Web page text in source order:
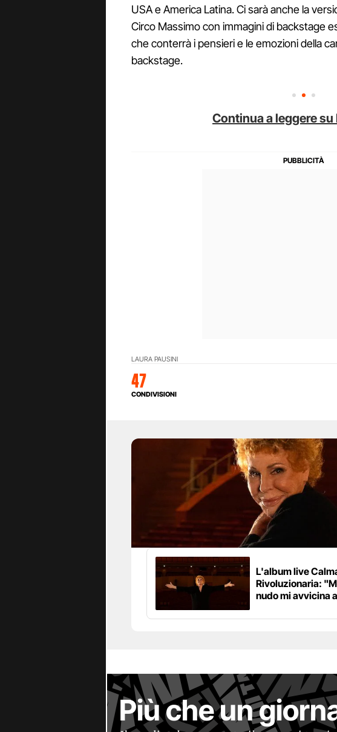
USA e America Latina. Ci sarà anche la
Circo Massimo con immagini di backstage
che conterrà i pensieri e le emozioni della
backstage.
Continua a leggere
LAURA PAUSINI
47
CONDIVISIONI
L'album live
Rivoluzionaria:
nudo mi avvicina
Più che un